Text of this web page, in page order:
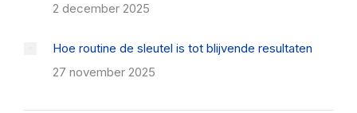
2 december 2025
Hoe routine de sleutel is tot blijvende resultaten
27 november 2025